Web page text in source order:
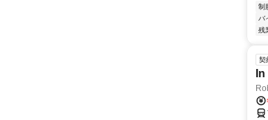
制
バ
残
契